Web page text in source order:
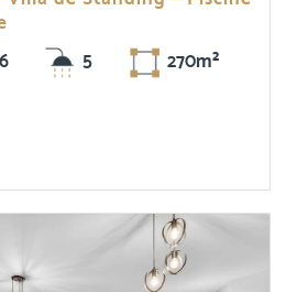
6 5 270m²